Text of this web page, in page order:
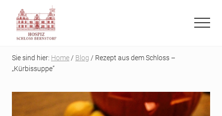
Menu
main
primary
auf
der
Menu
Sie sind hier: Home / Blog / Rezept aus dem Schloss –
„Kürbissuppe”